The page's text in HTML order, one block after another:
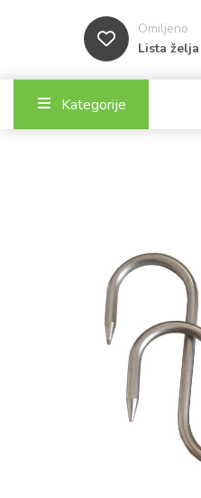
Omiljeno
Lista želja
Kategorije